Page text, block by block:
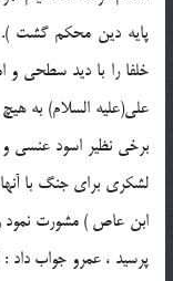
خلفا را با ديد سطحي
علي(علیه السلام) به
برخي نظير اسود عنسي و
لشكري براي جنگ با آنها
ابن عاص ) مشورت نمود
پرسيد ، عمرو جواب داد :